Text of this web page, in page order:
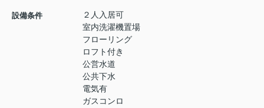
設備条件
２人入居可
室内洗濯機置場
フローリング
ロフト付き
公営水道
公共下水
電気有
ガスコンロ